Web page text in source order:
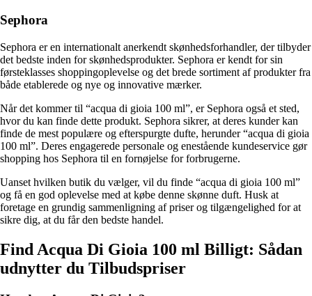
Sephora
Sephora er en internationalt anerkendt skønhedsforhandler, der tilbyder
det bedste inden for skønhedsprodukter. Sephora er kendt for sin
førsteklasses shoppingoplevelse og det brede sortiment af produkter fra
både etablerede og nye og innovative mærker.
Når det kommer til “acqua di gioia 100 ml”, er Sephora også et sted,
hvor du kan finde dette produkt. Sephora sikrer, at deres kunder kan
finde de mest populære og efterspurgte dufte, herunder “acqua di gioia
100 ml”. Deres engagerede personale og enestående kundeservice gør
shopping hos Sephora til en fornøjelse for forbrugerne.
Uanset hvilken butik du vælger, vil du finde “acqua di gioia 100 ml”
og få en god oplevelse med at købe denne skønne duft. Husk at
foretage en grundig sammenligning af priser og tilgængelighed for at
sikre dig, at du får den bedste handel.
Find Acqua Di Gioia 100 ml Billigt: Sådan
udnytter du Tilbudspriser